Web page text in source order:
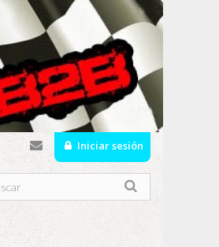
Iniciar sesión